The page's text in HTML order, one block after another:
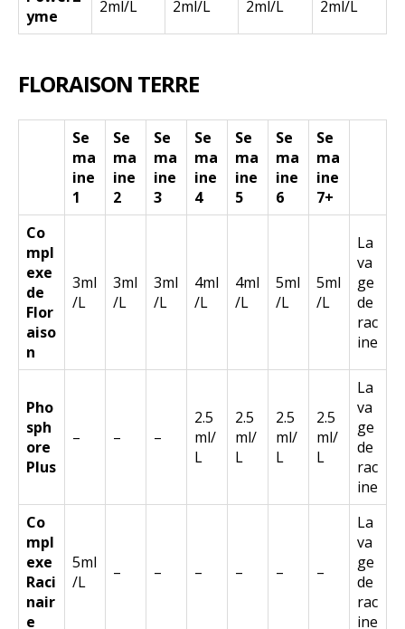
yme
2ml/L 2ml/L 2ml/L 2ml/L
FLORAISON TERRE
Se
ma
ine
1
Se
ma
ine
2
Se
ma
ine
3
Se
ma
ine
4
Se
ma
ine
5
Se
ma
ine
6
Se
ma
ine
7+
Co
mpl
exe
de
Flor
aiso
n
3ml
/L
3ml
/L
3ml
/L
4ml
/L
4ml
/L
5ml
/L
5ml
/L
La
va
ge
de
rac
ine
Pho
sph
ore
Plus
– – –
2.5
ml/
L
2.5
ml/
L
2.5
ml/
L
2.5
ml/
L
La
va
ge
de
rac
ine
Co
mpl
exe
Raci
nair
e
5ml
/L
– – – – – –
La
va
ge
de
rac
ine